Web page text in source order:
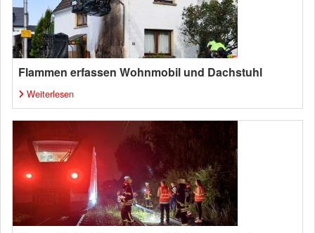
Flammen erfassen Wohnmobil und Dachstuhl
Weiterlesen